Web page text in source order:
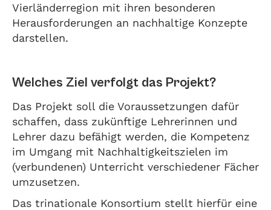
Vierländerregion mit ihren besonderen
Herausforderungen an nachhaltige Konzepte
darstellen.
Welches Ziel verfolgt das Projekt?
Das Projekt soll die Voraussetzungen dafür
schaffen, dass zukünftige Lehrerinnen und
Lehrer dazu befähigt werden, die Kompetenz
im Umgang mit Nachhaltigkeitszielen im
(verbundenen) Unterricht verschiedener Fächer
umzusetzen.
Das trinationale Konsortium stellt hierfür eine